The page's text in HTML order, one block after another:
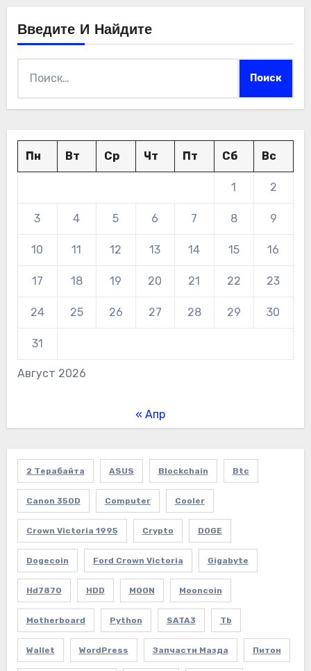
Введите И Найдите
Август 2026
Пн Вт Ср Чт Пт Сб Вс
1 2
3 4 5 6 7 8 9
10 11 12 13 14 15 16
17 18 19 20 21 22 23
24 25 26 27 28 29 30
31
« Апр
2 Терабайта ASUS Blockchain Btc
Canon 350D Computer Cooler
Crown Victoria 1995 Crypto DOGE
Dogecoin Ford Crown Victoria Gigabyte
Hd7870 HDD MOON Mooncoin
Motherboard Python SATA3 Tb
Wallet WordPress Запчасти Мазда Питон